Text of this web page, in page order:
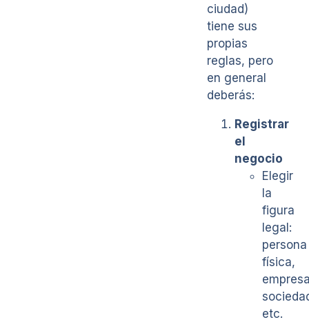
ciudad)
tiene sus
propias
reglas, pero
en general
deberás:
Registrar
el
negocio
Elegir
la
figura
legal:
persona
física,
etc.